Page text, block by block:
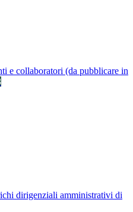
e collaboratori (da pubblicare in
dirigenziali amministrativi di